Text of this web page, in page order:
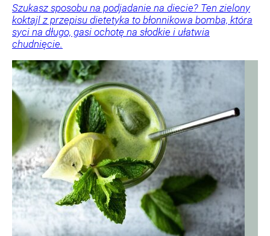
Szukasz sposobu na podjadanie na diecie? Ten zielony
koktajl z przepisu dietetyka to błonnikowa bomba, która
syci na długo, gasi ochotę na słodkie i ułatwia
chudnięcie.